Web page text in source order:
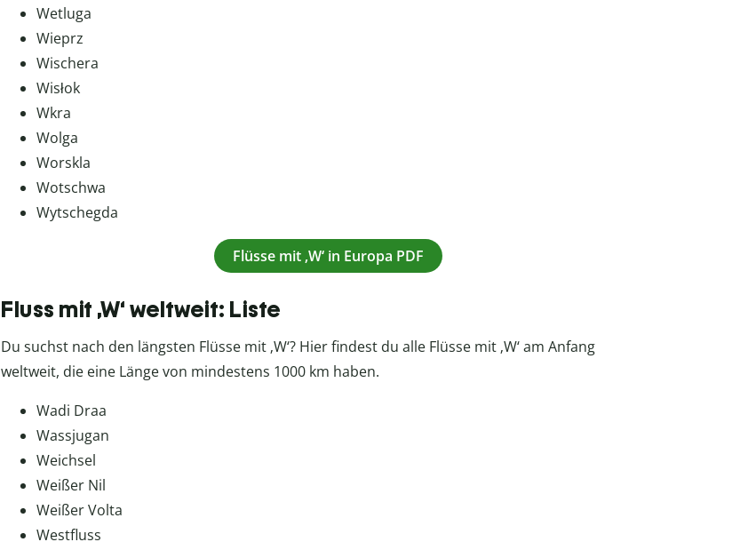
Wetluga
Wieprz
Wischera
Wisłok
Wkra
Wolga
Worskla
Wotschwa
Wytschegda
Flüsse mit ‚W‘ in Europa PDF
Fluss mit ‚W‘ weltweit: Liste
Du suchst nach den längsten Flüsse mit ‚W‘? Hier findest du alle Flüsse mit ‚W‘ am Anfang
weltweit, die eine Länge von mindestens 1000 km haben.
Wadi Draa
Wassjugan
Weichsel
Weißer Nil
Weißer Volta
Westfluss